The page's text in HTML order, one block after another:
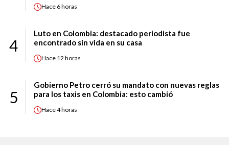
Hace 6 horas
4
Luto en Colombia: destacado periodista fue
encontrado sin vida en su casa
Hace 12 horas
5
Gobierno Petro cerró su mandato con nuevas reglas
para los taxis en Colombia: esto cambió
Hace4 horas